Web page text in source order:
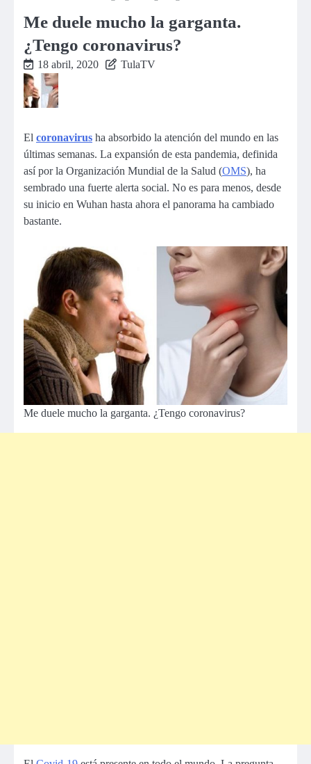
Me duele mucho la garganta.
¿Tengo coronavirus?
18 abril, 2020 TulaTV
El coronavirus ha absorbido la atención del mundo en las
últimas semanas. La expansión de esta pandemia, definida
así por la Organización Mundial de la Salud (OMS), ha
sembrado una fuerte alerta social. No es para menos, desde
su inicio en Wuhan hasta ahora el panorama ha cambiado
bastante.
Me duele mucho la garganta. ¿Tengo coronavirus?